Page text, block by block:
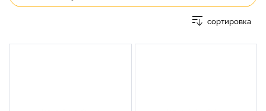
сортировка